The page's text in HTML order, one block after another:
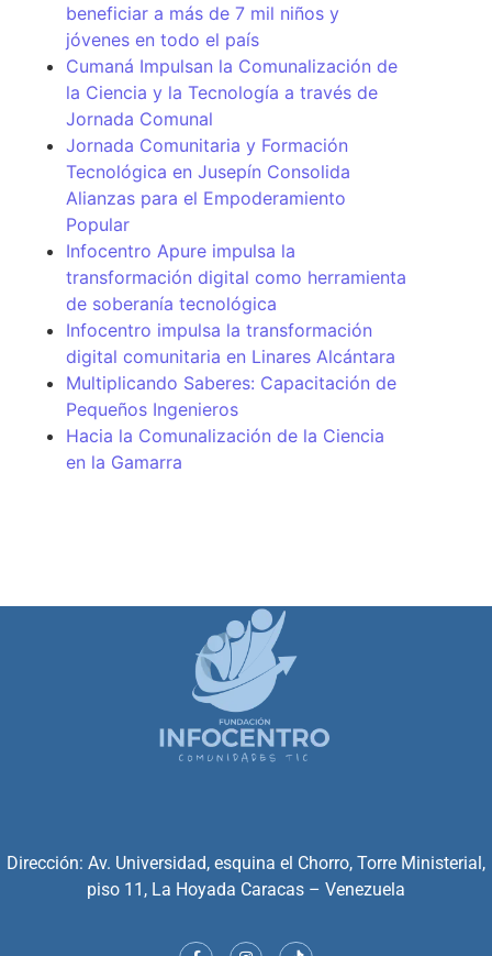
beneficiar a más de 7 mil niños y
jóvenes en todo el país
Cumaná Impulsan la Comunalización de
la Ciencia y la Tecnología a través de
Jornada Comunal
Jornada Comunitaria y Formación
Tecnológica en Jusepín Consolida
Alianzas para el Empoderamiento
Popular
Infocentro Apure impulsa la
transformación digital como herramienta
de soberanía tecnológica
Infocentro impulsa la transformación
digital comunitaria en Linares Alcántara
Multiplicando Saberes: Capacitación de
Pequeños Ingenieros
Hacia la Comunalización de la Ciencia
en la Gamarra
Dirección: Av. Universidad, esquina el Chorro, Torre Ministerial,
piso 11, La Hoyada Caracas – Venezuela